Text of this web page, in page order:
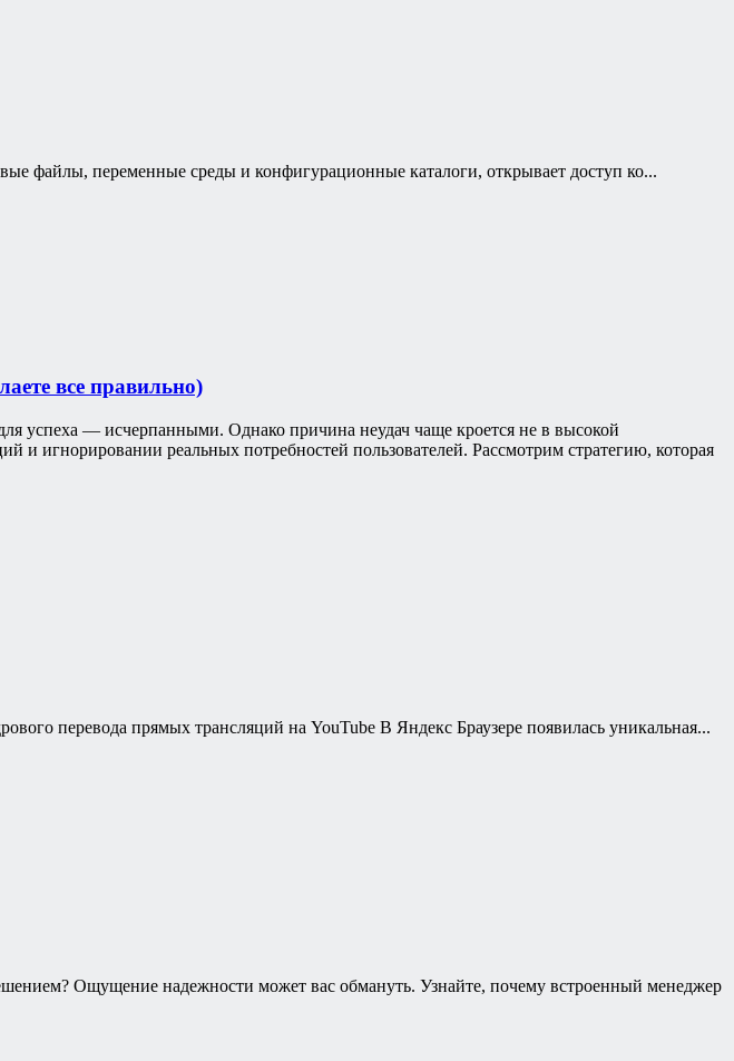
файлы, переменные среды и конфигурационные каталоги, открывает доступ ко...
все правильно)
успеха — исчерпанными. Однако причина неудач чаще кроется не в высокой
игнорировании реальных потребностей пользователей. Рассмотрим стратегию, которая
перевода прямых трансляций на YouTube В Яндекс Браузере появилась уникальная...
Ощущение надежности может вас обмануть. Узнайте, почему встроенный менеджер